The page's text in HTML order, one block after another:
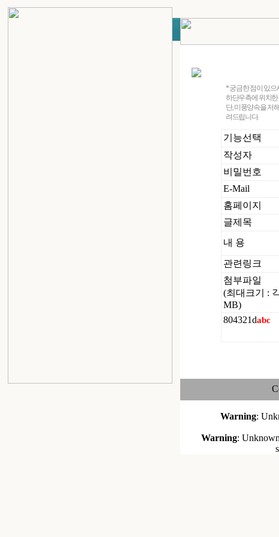
* 궁금한 점이 있
하단우측에 위치한
단, 미풍양속을 저
려드립니다.
기능선택
작성자
비밀번호
E-Mail
홈페이지
글제목
내 용
관련링크
첨부파일
(최대크기 :
MB)
804321dabc
Warning:
Warning: